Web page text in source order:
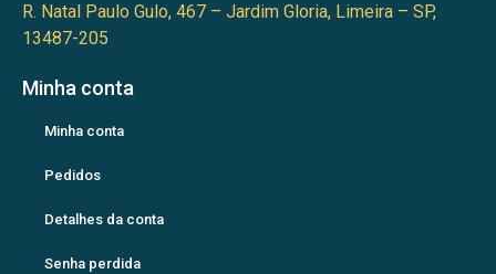
R. Natal Paulo Gulo, 467 – Jardim Gloria, Limeira – SP,
13487-205
Minha conta
Minha conta
Pedidos
Detalhes da conta
Senha perdida